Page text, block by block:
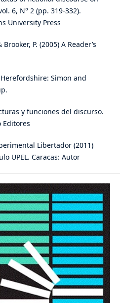
6, N° 2 (pp. 319-332).
University Press
P. (2005) A Reader’s
Simon and
y funciones del discurso.
Editores
Libertador (2011)
UPEL. Caracas: Autor